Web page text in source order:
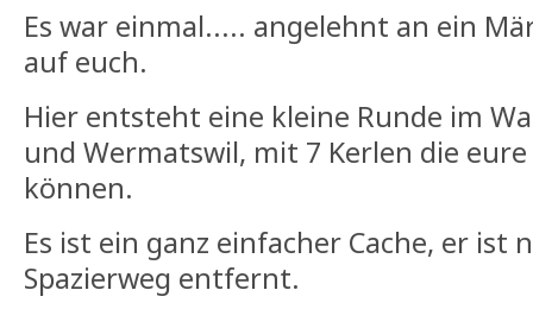
Es war einmal..... angelehnt an ein
auf euch.
Hier entsteht eine kleine Runde im
und Wermatswil, mit 7 Kerlen die
können.
Es ist ein ganz einfacher Cache, er ist
Spazierweg entfernt.